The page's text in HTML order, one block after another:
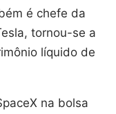
é chefe da
tornou-se a
líquido de
na bolsa